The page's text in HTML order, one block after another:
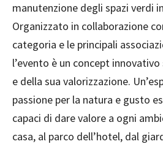
manutenzione degli spazi verdi
Organizzato in collaborazione
categoria e le principali
l’evento è un concept
e della sua valorizzazione.
passione per la natura e gusto
capaci di dare valore a ogni
casa, al parco dell’hotel, dal